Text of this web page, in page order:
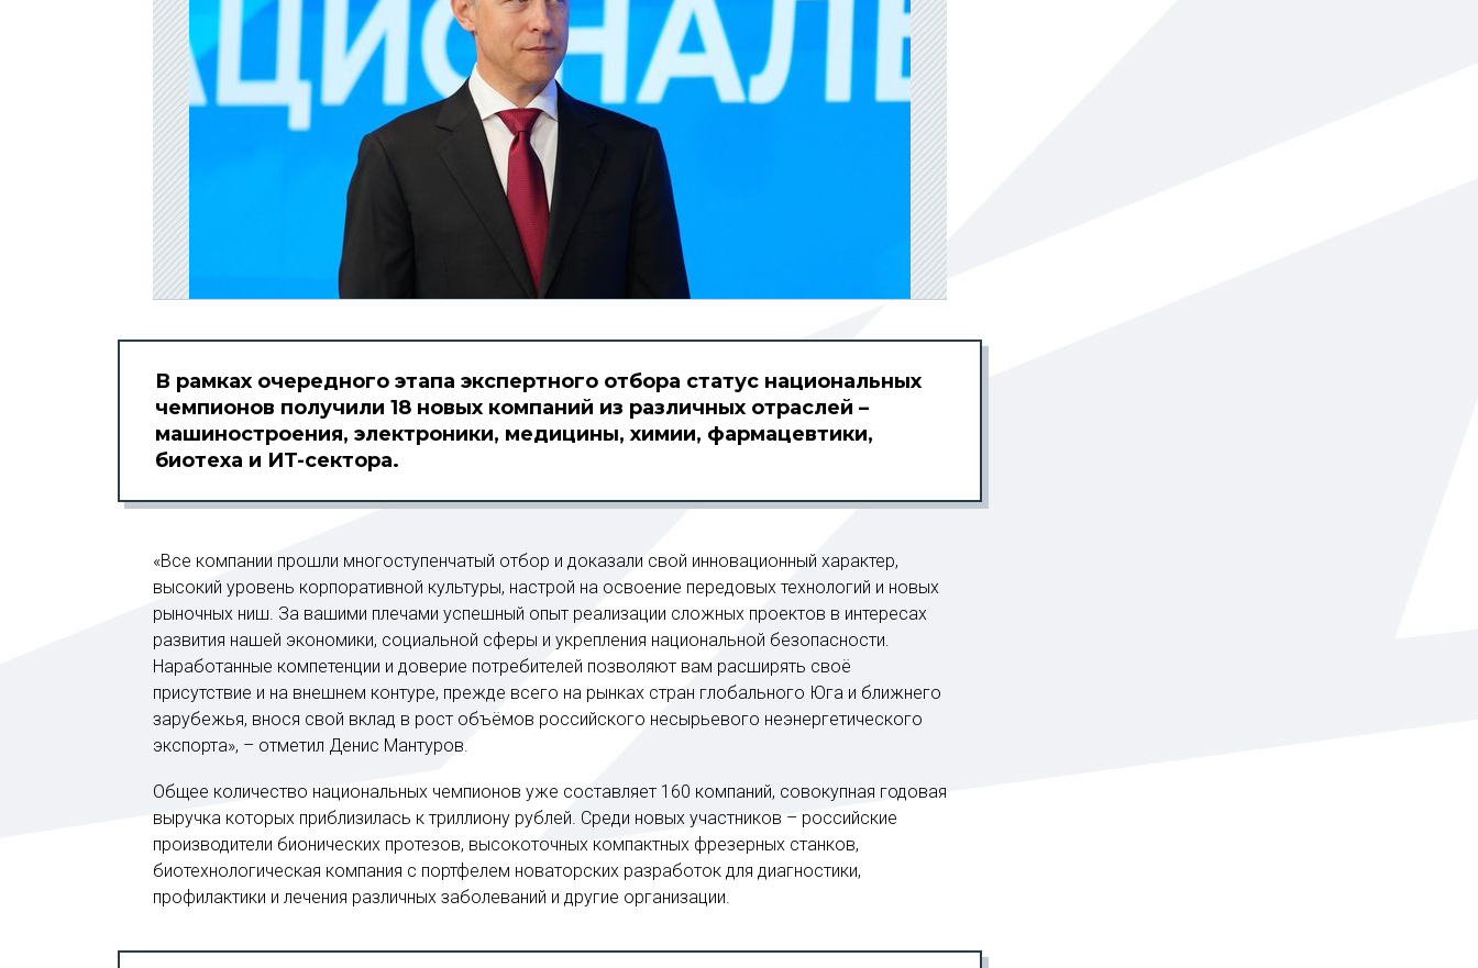
В рамках очередного этапа экспертного отбора статус национальных
чемпионов получили 18 новых компаний из различных отраслей –
машиностроения, электроники, медицины, химии, фармацевтики,
биотеха и ИT-сектора.
«Все компании прошли многоступенчатый отбор и доказали свой инновационный характер,
высокий уровень корпоративной культуры, настрой на освоение передовых технологий и новых
рыночных ниш. За вашими плечами успешный опыт реализации сложных проектов в интересах
развития нашей экономики, социальной сферы и укрепления национальной безопасности.
Наработанные компетенции и доверие потребителей позволяют вам расширять своё
присутствие и на внешнем контуре, прежде всего на рынках стран глобального Юга и ближнего
зарубежья, внося свой вклад в рост объёмов российского несырьевого неэнергетического
экспорта», – отметил Денис Мантуров.
Общее количество национальных чемпионов уже составляет 160 компаний, совокупная годовая
выручка которых приблизилась к триллиону рублей. Среди новых участников – российские
производители бионических протезов, высокоточных компактных фрезерных станков,
биотехнологическая компания с портфелем новаторских разработок для диагностики,
профилактики и лечения различных заболеваний и другие организации.